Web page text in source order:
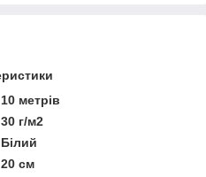
10 метрів
30 г/м2
Білий
20 см